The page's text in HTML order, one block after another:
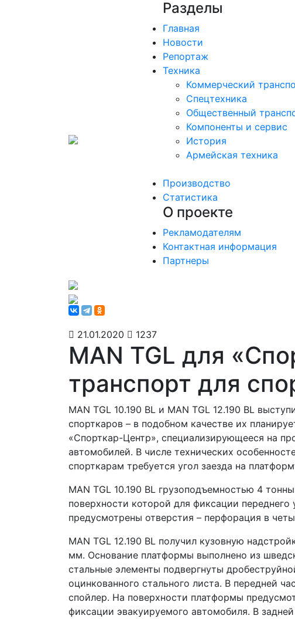
Разделы
Главная
Новости
Репортаж
Техника
Коммерческий
Спецтехника
Общественный
Компоненты и сервис
История
Армейская техника
Производство
Статистика
О проекте
Рекламодателям
Контактная информация
Партнеры
21.01.2020 1237
MAN TGL для
транспорт для
MAN TGL 10.190 BL и MAN TGL 12.190 BL
спорткаров – в подобном качестве их
«Спорткар-Центр», специализирующееся на
автомобилей. В числе технических
спорткарам требуется угол заезда на
MAN TGL 10.190 BL грузоподъемностью 4
поверхности которой для фиксации
предусмотрены отверстия – перфорация в
MAN TGL 12.190 BL получил кузовную
мм. Основание платформы выполнено из
стальные элементы подвергнуты
оцинкованного стального листа. В передней
спойлер. На поверхности платформы
фиксации эвакуируемого автомобиля. В